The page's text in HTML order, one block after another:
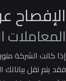
الإفصاح
المعاملات
إذا كانت الشركة
فقد يتم نقل